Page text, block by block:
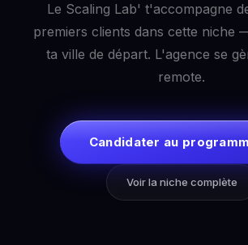
Le Scaling Lab' t'accompagne
premiers clients dans cette niche
ta ville de départ. L'agence se
remote.
Candidater au
Voir la niche complète